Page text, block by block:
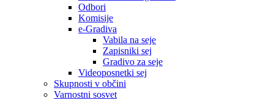
Odbori
Komisije
e-Gradiva
Vabila na seje
Zapisniki sej
Gradivo za seje
Videoposnetki sej
Skupnosti v občini
Varnostni sosvet